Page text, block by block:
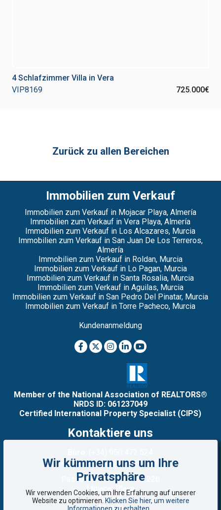
4 Schlafzimmer Villa in Vera
VIP8169
725.000€
Zurück zu allen Bereichen
Immobilien zum Verkauf
Immobilien zum Verkauf in Mojacar Playa, Almería
Immobilien zum Verkauf in Vera Playa, Almería
Immobilien zum Verkauf in Los Alcazares, Murcia
Immobilien zum Verkauf in San Juan De Los Terreros,
Almería
Immobilien zum Verkauf in Roldan, Murcia
Immobilien zum Verkauf in Lo Pagan, Murcia
Immobilien zum Verkauf in Santa Rosalia, Murcia
Immobilien zum Verkauf in Aguilas, Murcia
Immobilien zum Verkauf in San Pedro Del Pinatar, Murcia
Immobilien zum Verkauf in Torre Pacheco, Murcia
Kundenanmeldung
Member of the National Association of REALTORS®
NRDS ID: 061237049
Certified International Property Specialist (CIPS)
Kontaktiere uns
E-mail: info@vipalmeria.com
Paseo del Mediterráneo,22b
Mojacar Playa
04638
Almería
Wir kümmern uns um Ihre
Privatsphäre
Wir verwenden Cookies, um Ihre Erfahrung auf unserer
Website zu optimieren. Klicken Sie hier, um weitere